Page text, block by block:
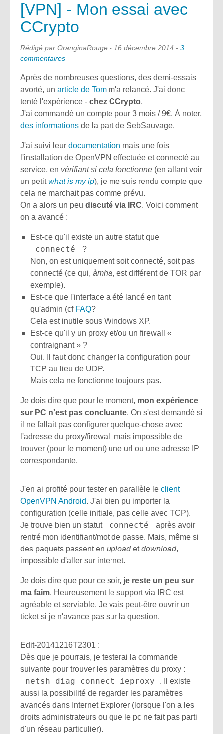
[VPN] - Mon essai avec
CCrypto
Rédigé par OranginaRouge - 16 décembre 2014 - 3
commentaires
Après de nombreuses questions, des demi-essais
avorté, un article de Tom m'a relancé. J'ai donc
tenté l'expérience - chez CCrypto.
J'ai commandé un compte pour 3 mois / 9€. À noter,
des informations de la part de SebSauvage.
J'ai suivi leur documentation mais une fois
l'installation de OpenVPN effectuée et connecté au
service, en vérifiant si cela fonctionne (en allant voir
un petitwhat is my ip), je me suis rendu compte que
cela ne marchait pas comme prévu.
On a alors un peu discuté via IRC. Voici comment
on a avancé :
Est-ce qu'il existe un autre statut que
connecté
?
Non, on est uniquement soit connecté, soit pas
connecté (ce qui, àmha, est différent de TOR par
exemple).
Est-ce que l'interface a été lancé en tant
qu'admin (cf FAQ?
Cela est inutile sous Windows XP.
Est-ce qu'il y un proxy et/ou un firewall «
contraignant » ?
Oui. Il faut donc changer la configuration pour
TCP au lieu de UDP.
Mais cela ne fonctionne toujours pas.
Je dois dire que pour le moment, mon expérience
sur PC n'est pas concluante. On s'est demandé si
il ne fallait pas configurer quelque-chose avec
l'adresse du proxy/firewall mais impossible de
trouver (pour le moment) une url ou une adresse IP
correspondante.
J'en ai profité pour tester en parallèle le client
OpenVPN Android. J'ai bien pu importer la
configuration (celle initiale, pas celle avec TCP).
Je trouve bien un statut
connecté
après avoir
rentré mon identifiant/mot de passe. Mais, même si
des paquets passent en uploadetdownload,
impossible d'aller sur internet.
Je dois dire que pour ce soir, je reste un peu sur
ma faim. Heureusement le support via IRC est
agréable et serviable. Je vais peut-être ouvrir un
ticket si je n'avance pas sur la question.
Edit-20141216T2301 :
Dès que je pourrais, je testerai la commande
suivante pour trouver les paramètres du proxy :
netsh diag connect ieproxy
. Il existe
aussi la possibilité de regarder les paramètres
avancés dans Internet Explorer (lorsque l'on a les
droits administrateurs ou que le pc ne fait pas parti
d'un réseau particulier).